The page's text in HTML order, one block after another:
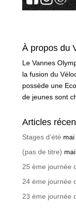
À propos du
Le Vannes
la fusion du
possède une
de jeunes sont
Articles
Stages d’été
(pas de titre)
25 ème journée
24 ème journée
23 ème journée